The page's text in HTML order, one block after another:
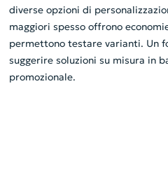
diverse opzioni di
maggiori spesso offrono
permettono testare varianti. Un
suggerire soluzioni su misura in
promozionale.